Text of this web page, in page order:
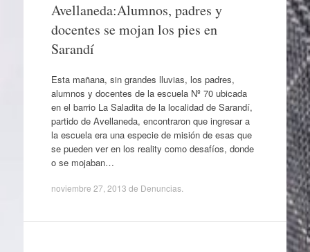
Avellaneda:Alumnos, padres y
docentes se mojan los pies en
Sarandí
Esta mañana, sin grandes lluvias, los padres,
alumnos y docentes de la escuela Nº 70 ubicada
en el barrio La Saladita de la localidad de Sarandí,
partido de Avellaneda, encontraron que ingresar a
la escuela era una especie de misión de esas que
se pueden ver en los reality como desafíos, donde
o se mojaban…
noviembre 27, 2013 de Denuncias.